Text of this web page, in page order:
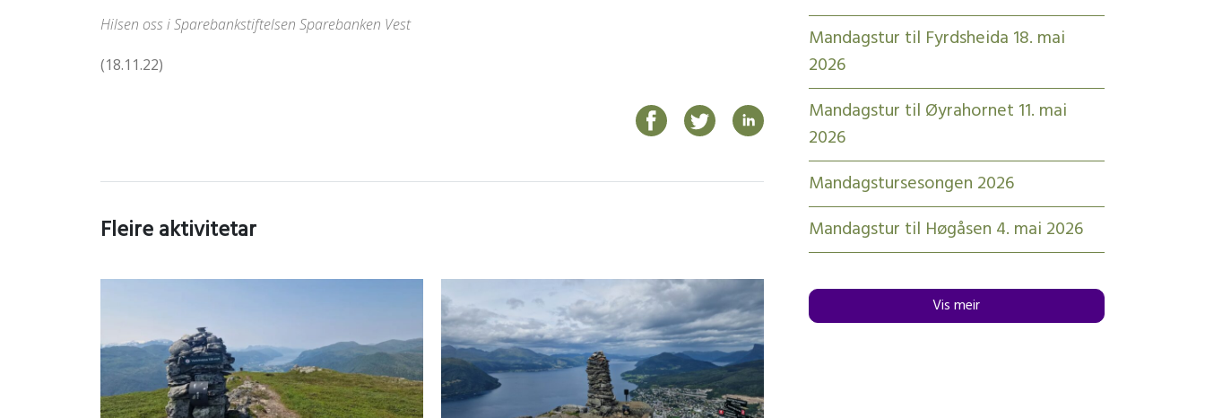
Hilsen oss i Sparebankstiftelsen Sparebanken Vest
(18.11.22)
Fleire aktivitetar
Mandagstur til Fyrdsheida 18. mai
2026
Mandagstur til Øyrahornet 11. mai
2026
Mandagstursesongen 2026
Mandagstur til Høgåsen 4. mai 2026
Vis meir